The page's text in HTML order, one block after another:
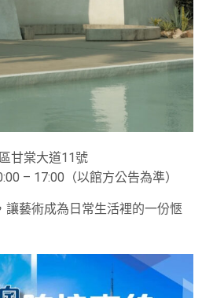
甘棠大道11號
– 17:00（以館方公告為準）
讓藝術成為日常生活裡的一份愜